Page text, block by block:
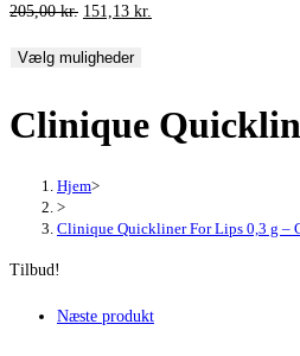
205,00kr. Den
pris
205,00 kr..
151,13 kr.
151,13 kr..
Vælg muligheder
Clinique
Hjem>
>
Clinique Quickliner For Lips 0,3 g –
Tilbud!
Næste produkt